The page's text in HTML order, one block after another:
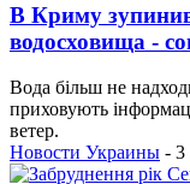
В Криму
водосховища -
Вода більш не
приховують
ветер.
Новости Украины - 3